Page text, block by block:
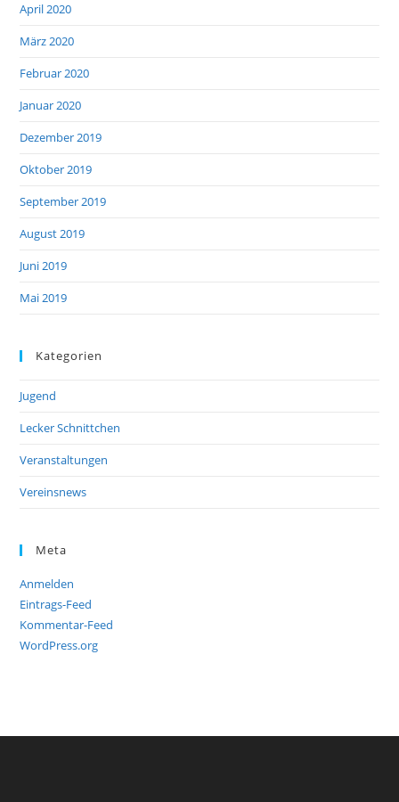
April 2020
März 2020
Februar 2020
Januar 2020
Dezember 2019
Oktober 2019
September 2019
August 2019
Juni 2019
Mai 2019
Kategorien
Jugend
Lecker Schnittchen
Veranstaltungen
Vereinsnews
Meta
Anmelden
Eintrags-Feed
Kommentar-Feed
WordPress.org